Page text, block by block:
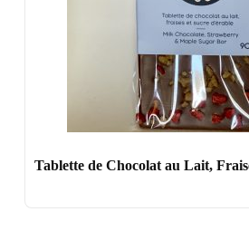
Tablette de Chocolat au Lait,